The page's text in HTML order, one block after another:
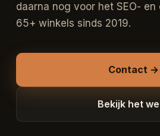
daarna nog voor het SEO-
65+ winkels sinds 2019.
Contact →
Bekijk het